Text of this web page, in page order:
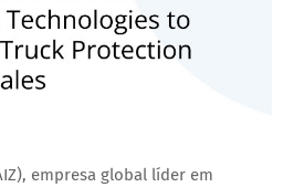
empresa global líder em